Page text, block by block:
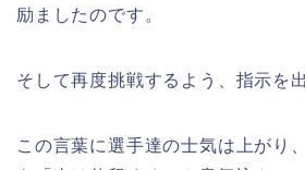
励ましたのです。
そして再度挑戦するよう、指示を
この言葉に選手達の士気は上がり